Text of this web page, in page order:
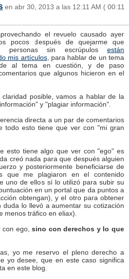
en abr 30, 2013 a las 12:11 AM ( 00:11
el revuelo causado ayer
pocos después de quejarme que
personas sin escrúpulos están
mis artículos, para hablar de un tema
al tema en cuestión, y de paso
que algunos hicieron en el
posible, vamos a hablar de la
y "plagiar información".
directa a un par de comentarios
todo esto tiene que ver con "mi gran
esto tiene algo que ver con "ego" es
creó nada para que después alguien
y posteriormente beneficiarse de
que me plagiaron en el contenido
uno de ellos sí lo utilizó para subir su
en un portal que da puntos a
obtengan), y el otro para obtener
lo llevó a aumentar su cotización
menos tráfico en eliax).
con ego,sino con derechos y lo que
yo me reservo el pleno derecho a
yo desee, que en este caso significa
en este blog.